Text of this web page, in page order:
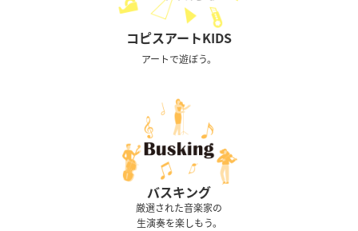
コピスアートKIDS
アートで遊ぼう。
バスキング
厳選された音楽家の
生演奏を楽しもう。